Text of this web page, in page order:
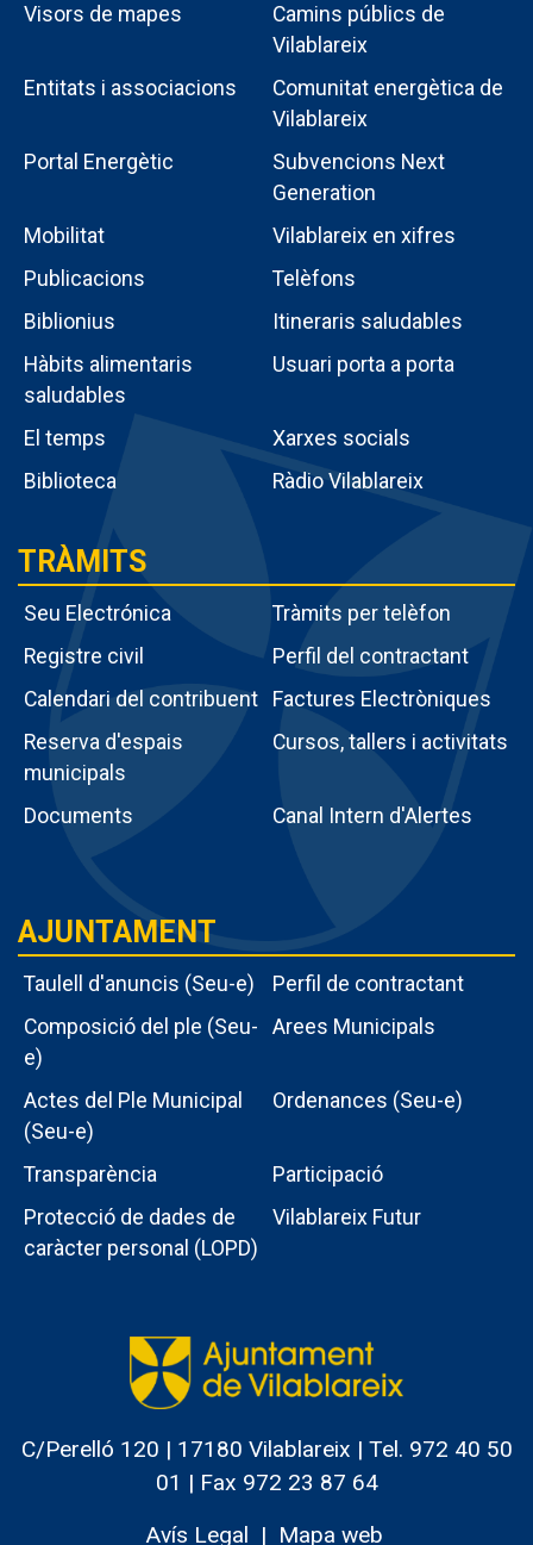
Menú
intern
poble
Visors de mapes
Camins públics de
Vilablareix
Entitats i associacions
Comunitat energètica de
Vilablareix
Portal Energètic
Subvencions Next
Generation
Mobilitat
Vilablareix en xifres
Publicacions
Telèfons
Biblionius
Itineraris saludables
Hàbits alimentaris
saludables
Usuari porta a porta
El temps
Xarxes socials
Biblioteca
Ràdio Vilablareix
Menú
intern
tràmits
TRÀMITS
Seu Electrónica
Tràmits per telèfon
Registre civil
Perfil del contractant
Calendari del contribuent
Factures Electròniques
Reserva d'espais
municipals
Cursos, tallers i activitats
Documents Canal Intern d'Alertes
Menu
intern
ajuntament
AJUNTAMENT
Taulell d'anuncis (Seu-e)
Perfil de contractant
Composició del ple (Seu-
e)
Arees Municipals
Actes del Ple Municipal
(Seu-e)
Ordenances (Seu-e)
Transparència
Participació
Protecció de dades de
caràcter personal (LOPD)
Vilablareix Futur
C/Perelló 120 | 17180 Vilablareix | Tel. 972 40 50
01 | Fax 972 23 87 64
Avís Legal
Mapa web